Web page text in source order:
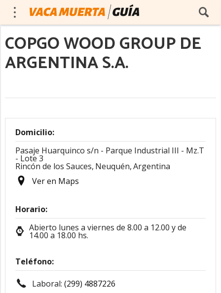
COPGO WOOD GROUP DE
ARGENTINA S.A.
Domicilio:
Pasaje Huarquinco s/n - Parque Industrial III - Mz.T
- Lote 3
Rincón de los Sauces, Neuquén,Argentina
Ver en Maps
Horario:
Abierto lunes a viernes de 8.00 a 12.00 y de
14.00 a 18.00 hs.
Teléfono:
Laboral: (299) 4887226